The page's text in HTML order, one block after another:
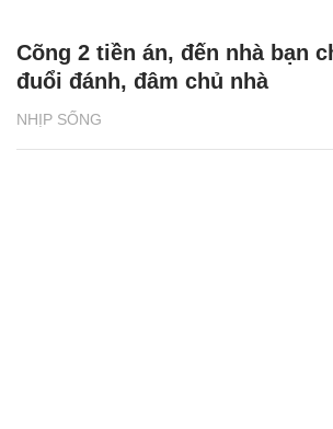
NHỊP SỐNG
Cõng 2 tiền án, đến nhà bạn
đuổi đánh, đâm chủ nhà